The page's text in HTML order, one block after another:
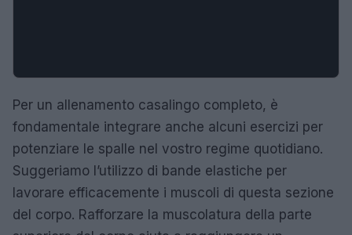
Per un allenamento casalingo completo, è
fondamentale integrare anche alcuni esercizi per
potenziare le spalle nel vostro regime quotidiano.
Suggeriamo l’utilizzo di bande elastiche per
lavorare efficacemente i muscoli di questa sezione
del corpo. Rafforzare la muscolatura della parte